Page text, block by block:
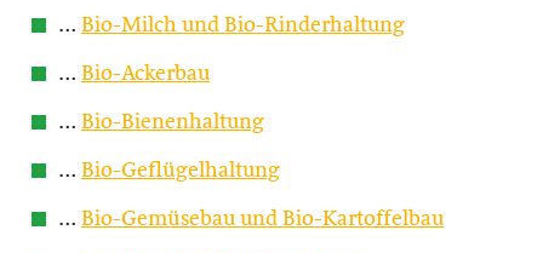
… Bio-Milch und Bio-Rinderhaltung
… Bio-Ackerbau
… Bio-Bienenhaltung
… Bio-Geflügelhaltung
… Bio-Gemüsebau und Bio-Kartoffelbau